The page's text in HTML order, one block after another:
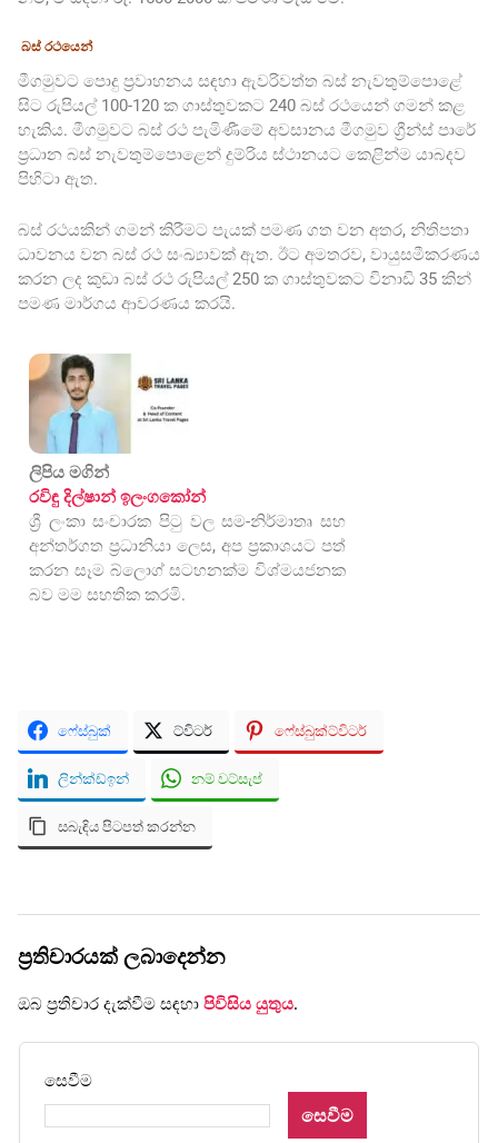
බස් රථයෙන්
මීගමුවට පොදු ප්‍රවාහනය සඳහා ඇවරිවත්ත බස් නැවතුම්පොළේ
සිට රුපියල් 100-120 ක ගාස්තුවකට 240 බස් රථයෙන් ගමන් කළ
හැකිය. මීගමුවට බස් රථ පැමිණීමේ අවසානය මීගමුව ග්‍රීන්ස් පාරේ
ප්‍රධාන බස් නැවතුම්පොළෙන් දුම්රිය ස්ථානයට කෙළින්ම යාබදව
පිහිටා ඇත.
බස් රථයකින් ගමන් කිරීමට පැයක් පමණ ගත වන අතර, නිතිපතා
ධාවනය වන බස් රථ සංඛ්‍යාවක් ඇත. ඊට අමතරව, වායුසමීකරණය
කරන ලද කුඩා බස් රථ රුපියල් 250 ක ගාස්තුවකට විනාඩි 35 කින්
පමණ මාර්ගය ආවරණය කරයි.
ලිපිය මගින්
රවිඳු දිල්ෂාන් ඉලංගකෝන්
ශ්‍රී ලංකා සංචාරක පිටු වල සම-නිර්මාතෘ සහ
අන්තර්ගත ප්‍රධානියා ලෙස, අප ප්‍රකාශයට පත්
කරන සෑම බ්ලොග් සටහනක්ම විශ්මයජනක
බව මම සහතික කරමි.
ෆේස්බුක් ට්විටර් ෆේස්බුක්ට්විටර්
ලින්ක්ඩ්ඉන් නම් වට්සැප්
සබැඳිය පිටපත් කරන්න
ප්‍රතිචාරයක් ලබාදෙන්න
ඔබ ප්‍රතිචාර දැක්වීම සඳහා පිවිසිය යුතුය.
සෙවීම
සෙවීම